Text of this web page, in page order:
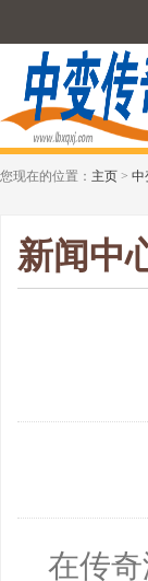
您现在的位置： 主页 > 中
新闻中
在传